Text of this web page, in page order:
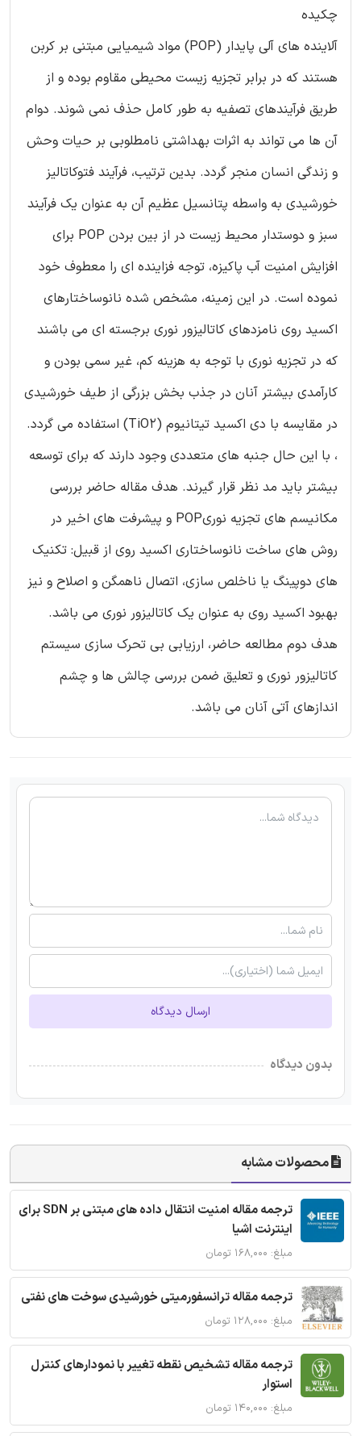
چکیده
آلاینده های آلی پایدار (POP) مواد شیمیایی مبتنی بر کربن
هستند که در برابر تجزیه زیست محیطی مقاوم بوده و از
طریق فرآیندهای تصفیه به طور کامل حذف نمی شوند. دوام
آن ها می تواند به اثرات بهداشتی نامطلوبی بر حیات وحش
و زندگی انسان منجر گردد. بدین ترتیب، فرآیند فتوکاتالیز
خورشیدی به واسطه پتانسیل عظیم آن به عنوان یک فرآیند
سبز و دوستدار محیط زیست در از بین بردن POP برای
افزایش امنیت آب پاکیزه، توجه فزاینده ای را معطوف خود
نموده است. در این زمینه، مشخص شده نانوساختارهای
اکسید روی نامزدهای کاتالیزور نوری برجسته ای می باشند
که در تجزیه نوری با توجه به هزینه کم، غیر سمی بودن و
کارآمدی بیشتر آنان در جذب بخش بزرگی از طیف خورشیدی
در مقایسه با دی اکسید تیتانیوم (TiO2) استفاده می گردد.
، با این حال جنبه های متعددی وجود دارند که برای توسعه
بیشتر باید مد نظر قرار گیرند. هدف مقاله حاضر بررسی
مکانیسم های تجزیه نوریPOP و پیشرفت های اخیر در
روش های ساخت نانوساختاری اکسید روی از قبیل: تکنیک
های دوپینگ یا ناخلص سازی، اتصال ناهمگن و اصلاح و نیز
بهبود اکسید روی به عنوان یک کاتالیزور نوری می باشد.
هدف دوم مطالعه حاضر، ارزیابی بی تحرک سازی سیستم
کاتالیزور نوری و تعلیق ضمن بررسی چالش ها و چشم
اندازهای آتی آنان می باشد.
ارسال دیدگاه
بدون دیدگاه
محصولات مشابه
ترجمه مقاله امنیت انتقال داده های مبتنی بر SDN برای
اینترنت اشیا
مبلغ: ۱۶۸,۰۰۰ تومان
ترجمه مقاله ترانسفورمیتی خورشیدی سوخت های نفتی
مبلغ: ۱۲۸,۰۰۰ تومان
ترجمه مقاله تشخیص نقطه تغییر با نمودارهای کنترل
استوار
مبلغ: ۱۴۰,۰۰۰ تومان